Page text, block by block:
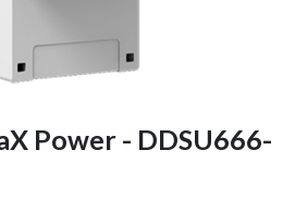
Power - DDSU666-